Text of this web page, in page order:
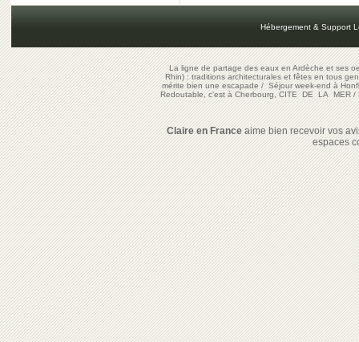
Hébergement & Support
La ligne de partage des eaux en Ardèche et ses
Rhin) : traditions architecturales et fêtes en tous
mérite bien une escapade/Séjour week-end à
Redoutable, c'est à Cherbourg, CITE DE LA MER/
Claire en Franceaime bien recevoir vos
espaces